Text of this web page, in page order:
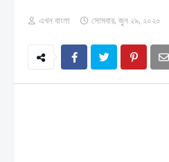
এখন বাংলা সোমবার, জুন ২৯, ২০২০